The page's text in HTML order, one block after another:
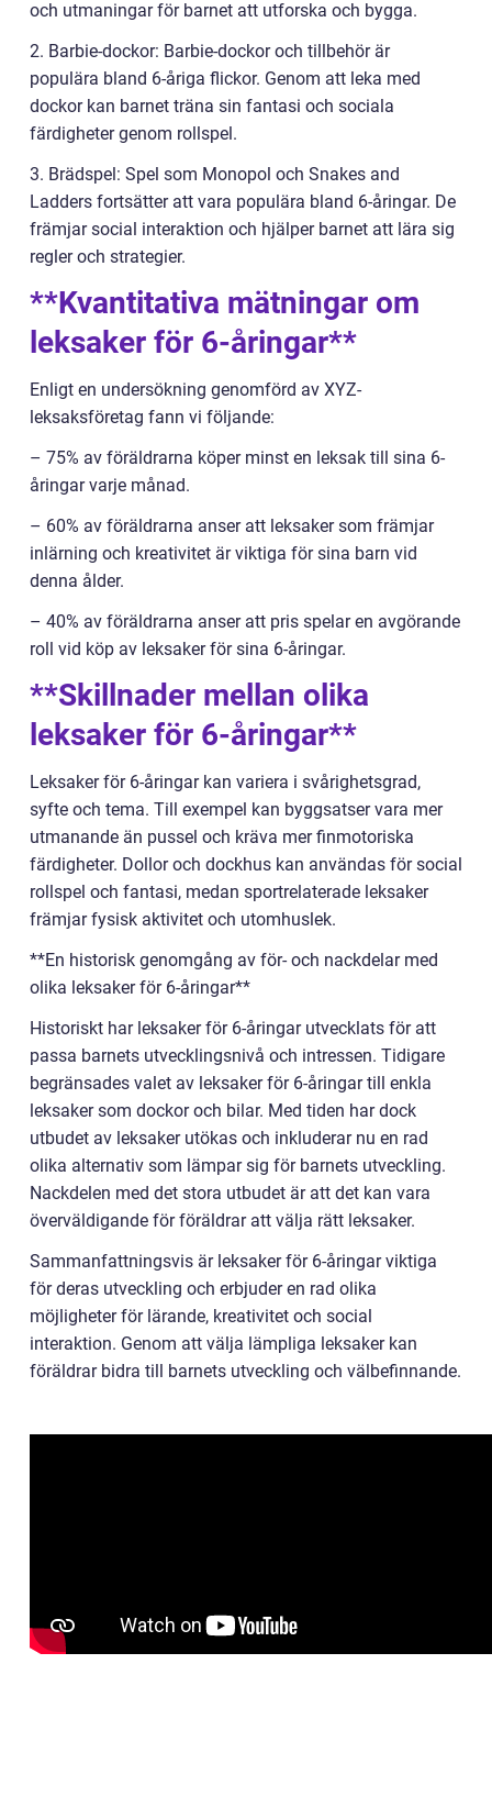
och utmaningar för barnet att utforska och bygga.
2. Barbie-dockor: Barbie-dockor och tillbehör är
populära bland 6-åriga flickor. Genom att leka med
dockor kan barnet träna sin fantasi och sociala
färdigheter genom rollspel.
3. Brädspel: Spel som Monopol och Snakes and
Ladders fortsätter att vara populära bland 6-åringar. De
främjar social interaktion och hjälper barnet att lära sig
regler och strategier.
**Kvantitativa mätningar om
leksaker för 6-åringar**
Enligt en undersökning genomförd av XYZ-
leksaksföretag fann vi följande:
– 75% av föräldrarna köper minst en leksak till sina 6-
åringar varje månad.
– 60% av föräldrarna anser att leksaker som främjar
inlärning och kreativitet är viktiga för sina barn vid
denna ålder.
– 40% av föräldrarna anser att pris spelar en avgörande
roll vid köp av leksaker för sina 6-åringar.
**Skillnader mellan olika
leksaker för 6-åringar**
Leksaker för 6-åringar kan variera i svårighetsgrad,
syfte och tema. Till exempel kan byggsatser vara mer
utmanande än pussel och kräva mer finmotoriska
färdigheter. Dollor och dockhus kan användas för social
rollspel och fantasi, medan sportrelaterade leksaker
främjar fysisk aktivitet och utomhuslek.
**En historisk genomgång av för- och nackdelar med
olika leksaker för 6-åringar**
Historiskt har leksaker för 6-åringar utvecklats för att
passa barnets utvecklingsnivå och intressen. Tidigare
begränsades valet av leksaker för 6-åringar till enkla
leksaker som dockor och bilar. Med tiden har dock
utbudet av leksaker utökas och inkluderar nu en rad
olika alternativ som lämpar sig för barnets utveckling.
Nackdelen med det stora utbudet är att det kan vara
överväldigande för föräldrar att välja rätt leksaker.
Sammanfattningsvis är leksaker för 6-åringar viktiga
för deras utveckling och erbjuder en rad olika
möjligheter för lärande, kreativitet och social
interaktion. Genom att välja lämpliga leksaker kan
föräldrar bidra till barnets utveckling och välbefinnande.